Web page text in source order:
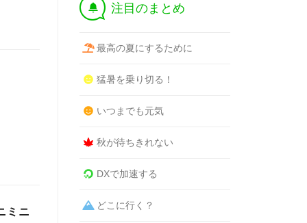
ミニ
† 注目のまとめ
最高の夏にするために
猛暑を乗り切る！
いつまでも元気
秋が待ちきれない
DXで加速する
どこに行く？